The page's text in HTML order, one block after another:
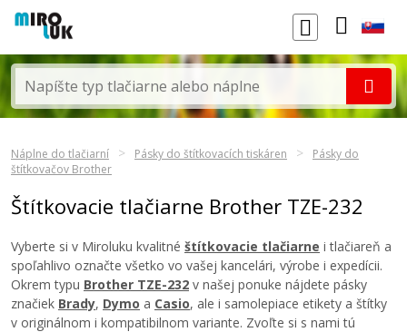
Náplne do tlačiarní Pásky do štítkovacích tiskáren
Pásky do
štítkovačov Brother
Štítkovacie tlačiarne Brother TZE-232
Vyberte si v Miroluku kvalitné štítkovacie tlačiarne i tlačiareň a
spoľahlivo označte všetko vo vašej kancelári, výrobe i expedícii.
Okrem typu Brother TZE-232 v našej ponuke nájdete pásky
značiek Brady, Dymo a Casio, ale i samolepiace etikety a štítky
v originálnom i kompatibilnom variante. Zvoľte si s nami tú